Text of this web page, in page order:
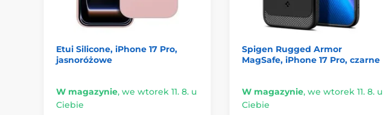
Etui Silicone, iPhone 17 Pro,
jasnoróżowe
W magazynie, we wtorek 11. 8. u
Ciebie
Spigen Rugged Armor
MagSafe, iPhone 17 Pro, czarne
W magazynie, we wtorek 11. 8. u
Ciebie